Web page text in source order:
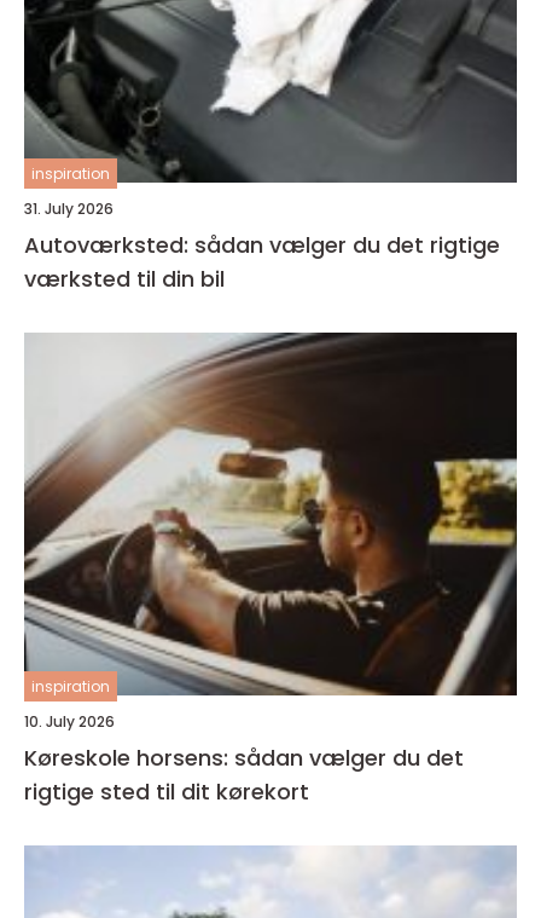
inspiration
31. July 2026
Autoværksted: sådan vælger du det rigtige
værksted til din bil
inspiration
10. July 2026
Køreskole horsens: sådan vælger du det
rigtige sted til dit kørekort